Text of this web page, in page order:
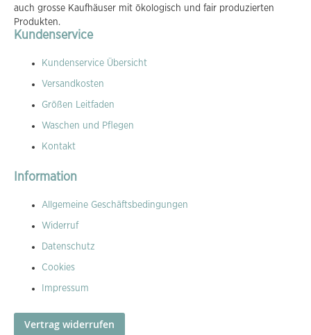
auch grosse Kaufhäuser mit ökologisch und fair produzierten
Produkten.
Kundenservice
Kundenservice Übersicht
Versandkosten
Größen Leitfaden
Waschen und Pflegen
Kontakt
Information
Allgemeine Geschäftsbedingungen
Widerruf
Datenschutz
Cookies
Impressum
Vertrag widerrufen